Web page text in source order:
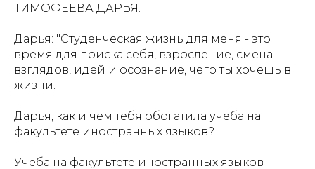
ТИМОФЕЕВА ДАРЬЯ.
Дарья: "Студенческая жизнь для меня - это
время для поиска себя, взросление, смена
взглядов, идей и осознание, чего ты хочешь в
жизни."
Дарья, как и чем тебя обогатила учеба на
факультете иностранных языков?
Учеба на факультете иностранных языков